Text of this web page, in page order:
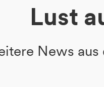
Lust
News aus